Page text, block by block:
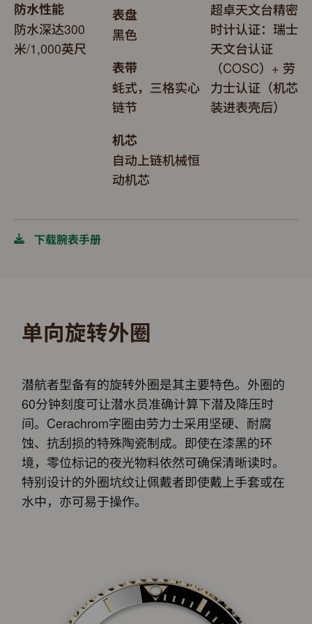
防水性能
防水深达300
米/1,000英尺
表盘
黑色
表带
蚝式，三格实心
链节
机芯
自动上链机械恒
动机芯
超卓天文台精密
时计认证：瑞士
天文台认证
（COSC）+ 劳
力士认证（机芯
装进表壳后）
下载腕表手册
单向旋转外圈
潜航者型备有的旋转外圈是其主要特色。外圈的
60分钟刻度可让潜水员准确计算下潜及降压时
间。Cerachrom字圈由劳力士采用坚硬、耐腐
蚀、抗刮损的特殊陶瓷制成。即使在漆黑的环
境，零位标记的夜光物料依然可确保清晰读时。
特别设计的外圈坑纹让佩戴者即使戴上手套或在
水中，亦可易于操作。